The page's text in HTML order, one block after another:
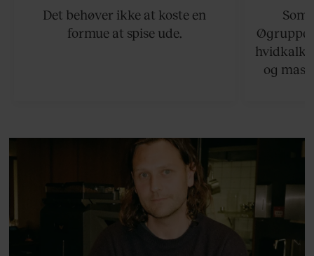
Det behøver ikke at koste en
formue at spise ude.
og